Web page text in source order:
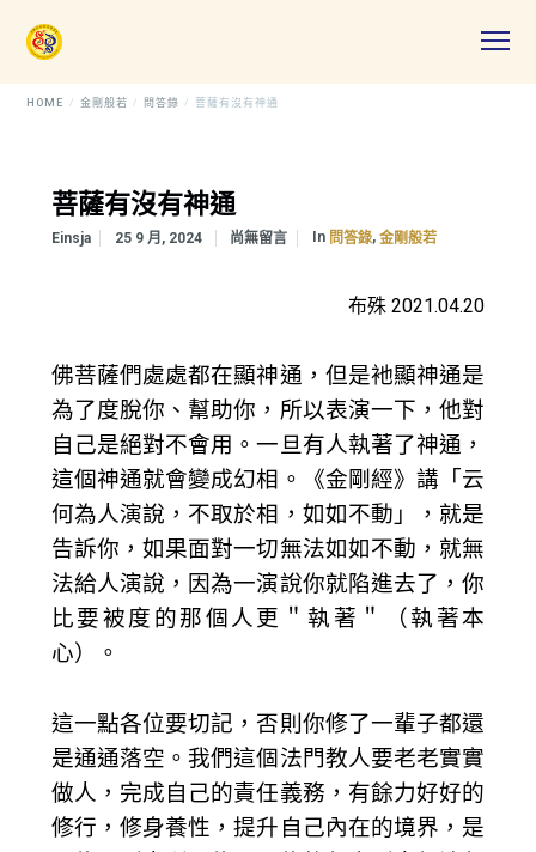
HOME 金剛般若 問答錄 菩薩有沒有神通
菩薩有沒有神通
Einsja 25 9 月, 2024 尚無留言 In 問答錄, 金剛般若
布殊 2021.04.20
佛菩薩們處處都在顯神通，但是衪顯神通是
為了度脫你、幫助你，所以表演一下，他對
自己是絕對不會用。一旦有人執著了神通，
這個神通就會變成幻相。《金剛經》講「云
何為人演說，不取於相，如如不動」，就是
告訴你，如果面對一切無法如如不動，就無
法給人演說，因為一演說你就陷進去了，你
比要被度的那個人更＂執著＂（執著本
心）。
這一點各位要切記，否則你修了一輩子都還
是通通落空。我們這個法門教人要老老實實
做人，完成自己的責任義務，有餘力好好的
修行，修身養性，提升自己內在的境界，是